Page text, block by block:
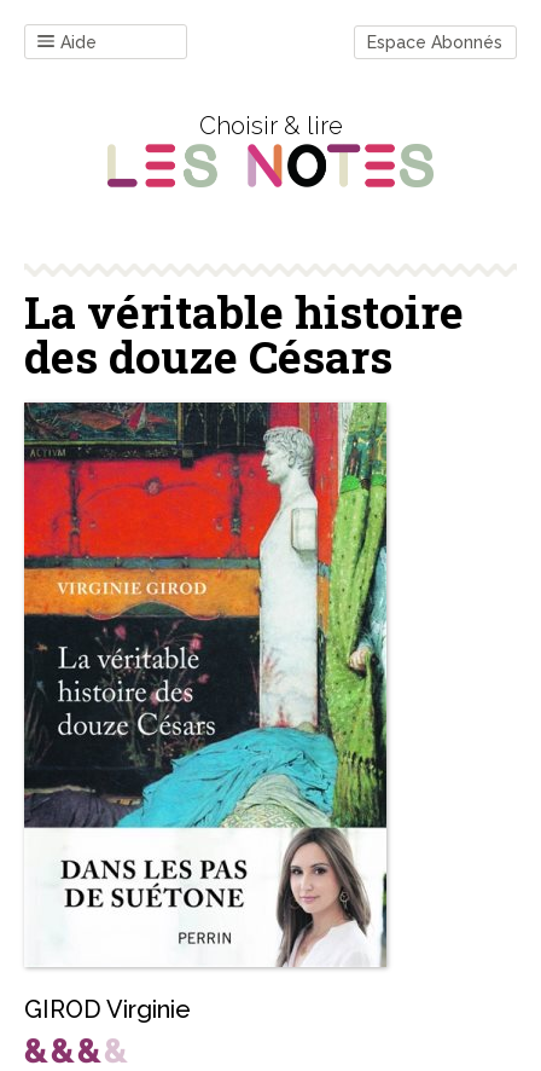
Aide Espace Abonnés
Choisir & lire
La véritable histoire
des douze Césars
GIROD Virginie